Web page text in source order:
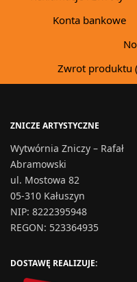
Konta bankowe
Zwrot produktu
ZNICZE ARTYSTYCZNE
Wytwórnia Zniczy – Rafał
Abramowski
ul. Mostowa 82
05-310 Kałuszyn
NIP: 8222395948
REGON: 523364935
DOSTAWĘ REALIZUJE: